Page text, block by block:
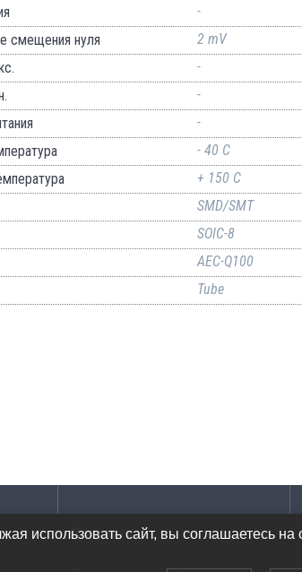
-
смещения нуля
2 mV
-
-
-
- 40 C
+ 150 C
SMD/SMT
SOIC-8
AEC-Q100
Tube
Каталоги
использовать сайт, вы соглашаетесь